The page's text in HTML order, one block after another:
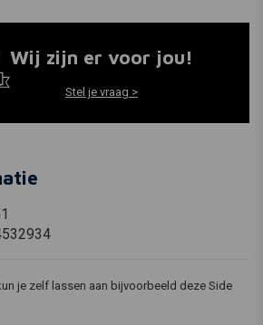
Wij zijn er voor jou!
Stel je vraag >
je zelf lassen aan bijvoorbeeld deze Side